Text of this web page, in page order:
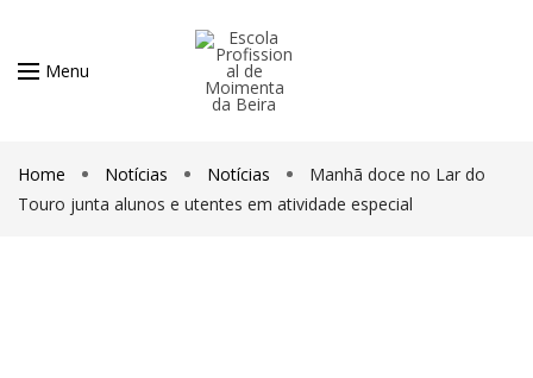
Menu
Home Notícias Notícias
Manhã doce no Lar do
Touro junta alunos e utentes em atividade especial